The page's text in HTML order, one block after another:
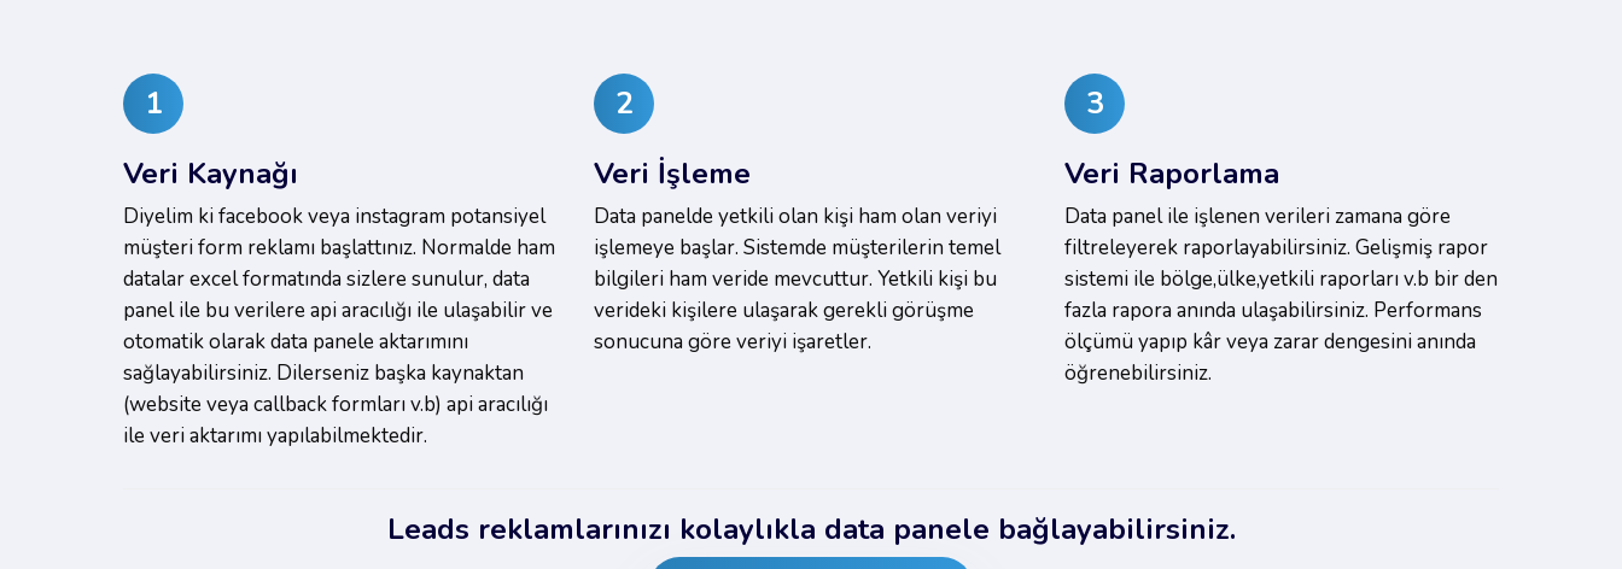
1
Veri Kaynağı
Diyelim ki facebook veya instagram potansiyel
müşteri form reklamı başlattınız. Normalde ham
datalar excel formatında sizlere sunulur, data
panel ile bu verilere api aracılığı ile ulaşabilir ve
otomatik olarak data panele aktarımını
sağlayabilirsiniz. Dilerseniz başka kaynaktan
(website veya callback formları v.b) api aracılığı
ile veri aktarımı yapılabilmektedir.
2
Veri İşleme
Data panelde yetkili olan kişi ham olan veriyi
işlemeye başlar. Sistemde müşterilerin temel
bilgileri ham veride mevcuttur. Yetkili kişi bu
verideki kişilere ulaşarak gerekli görüşme
sonucuna göre veriyi işaretler.
3
Veri Raporlama
Data panel ile işlenen verileri zamana göre
filtreleyerek raporlayabilirsiniz. Gelişmiş rapor
sistemi ile bölge,ülke,yetkili raporları v.b bir den
fazla rapora anında ulaşabilirsiniz. Performans
ölçümü yapıp kâr veya zarar dengesini anında
öğrenebilirsiniz.
Leads reklamlarınızı kolaylıkla data panele bağlayabilirsiniz.